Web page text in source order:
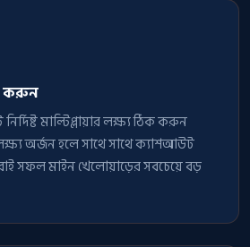
করুন
মাল্টিপ্লায়ার লক্ষ্য ঠিক করুন
অর্জন হলে সাথে সাথে ক্যাশআউট
সফল মাইন খেলোয়াড়ের সবচেয়ে বড়